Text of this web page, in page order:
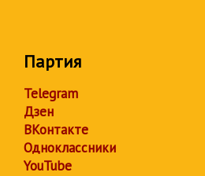
Партия
Telegram
Дзен
ВКонтакте
Одноклассники
YouTube